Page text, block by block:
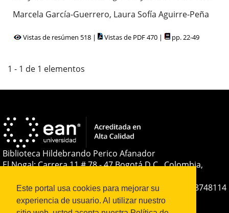
Este portal usa cookies para mejorar su
experiencia de usuario. Al utilizar nuestro
Marcela García-Guerrero, Laura Sofía Aguirre-Peña
Vistas de resúmen 518 | Vistas de PDF 470 | pp. 22-49
1 - 1 de 1 elementos
Biblioteca Hildebrando Perico Afanador
El Nogal: Carrera 11 # 78 - 47 Bogotá D.C., Colombia,
Teléfono:+(57-601) 593 6464 Ext. 2285
+57 316 8748114
E-mail:soporteojs@universidadean.edu.co